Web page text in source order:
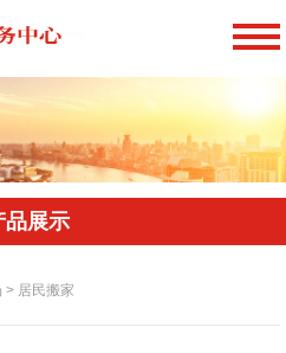
品展示
> 居民搬家